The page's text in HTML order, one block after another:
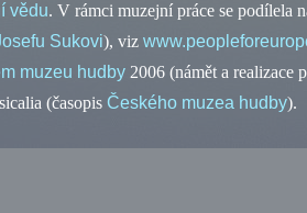
vědu. V rámci muzejní práce se podílela
Sukovi), viz
muzeu hudby 2006 (námět a realizace
(časopis Českého muzea hudby).